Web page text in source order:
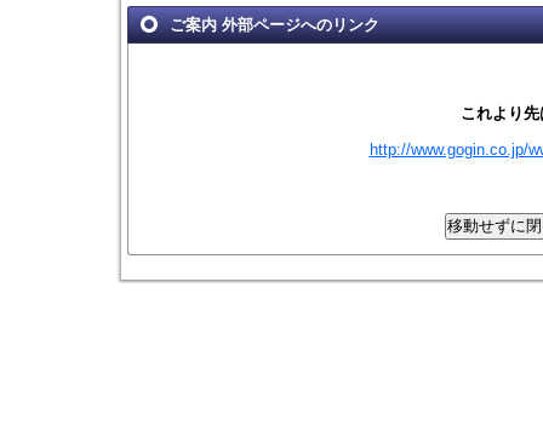
ご案内 外部ページへのリンク
これより
http://www.gogin.co.jp/